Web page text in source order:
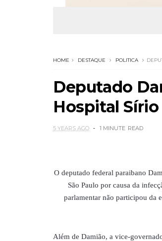
HOME DESTAQUE POLITICA
Deputado
Hospital
5 YEARS AGO 1 MINUTE READ
O deputado federal paraibano
São Paulo por causa da
parlamentar não participou da
Além de Damião, a vice-